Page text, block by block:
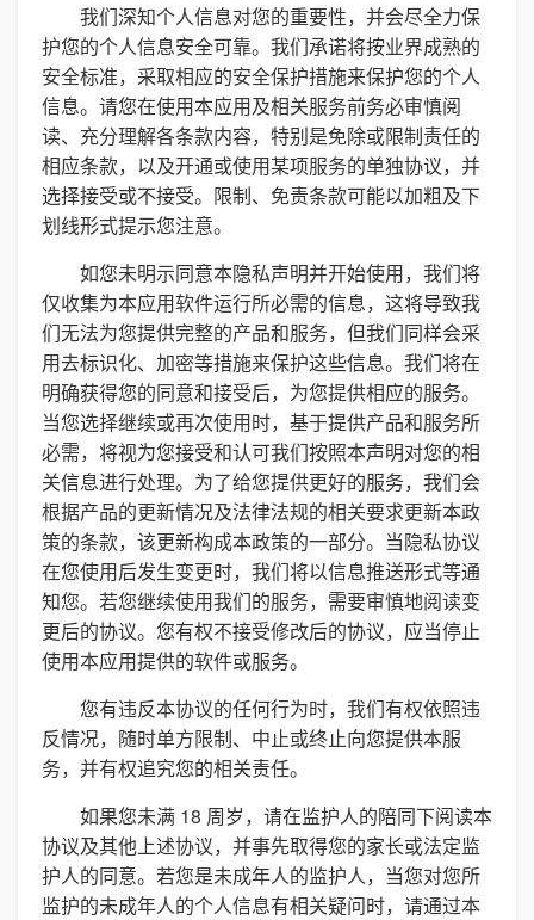
我们深知个人信息对您的重要性，并会尽全力保
护您的个人信息安全可靠。我们承诺将按业界成熟的
安全标准，采取相应的安全保护措施来保护您的个人
信息。请您在使用本应用及相关服务前务必审慎阅
读、充分理解各条款内容，特别是免除或限制责任的
相应条款，以及开通或使用某项服务的单独协议，并
选择接受或不接受。限制、免责条款可能以加粗及下
划线形式提示您注意。
如您未明示同意本隐私声明并开始使用，我们将
仅收集为本应用软件运行所必需的信息，这将导致我
们无法为您提供完整的产品和服务，但我们同样会采
用去标识化、加密等措施来保护这些信息。我们将在
明确获得您的同意和接受后，为您提供相应的服务。
当您选择继续或再次使用时，基于提供产品和服务所
必需，将视为您接受和认可我们按照本声明对您的相
关信息进行处理。为了给您提供更好的服务，我们会
根据产品的更新情况及法律法规的相关要求更新本政
策的条款，该更新构成本政策的一部分。当隐私协议
在您使用后发生变更时，我们将以信息推送形式等通
知您。若您继续使用我们的服务，需要审慎地阅读变
更后的协议。您有权不接受修改后的协议，应当停止
使用本应用提供的软件或服务。
您有违反本协议的任何行为时，我们有权依照违
反情况，随时单方限制、中止或终止向您提供本服
务，并有权追究您的相关责任。
如果您未满 18 周岁，请在监护人的陪同下阅读本
协议及其他上述协议，并事先取得您的家长或法定监
护人的同意。若您是未成年人的监护人，当您对您所
监护的未成年人的个人信息有相关疑问时，请通过本